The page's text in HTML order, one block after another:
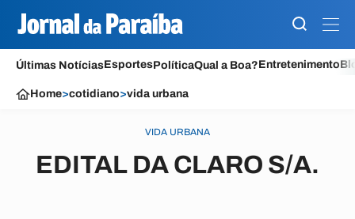
Últimas NotíciasEsportesPolíticaQual a Boa?Entretenimento
Home>cotidiano>vida urbana
VIDA URBANA
EDITAL DA CLARO S/A.